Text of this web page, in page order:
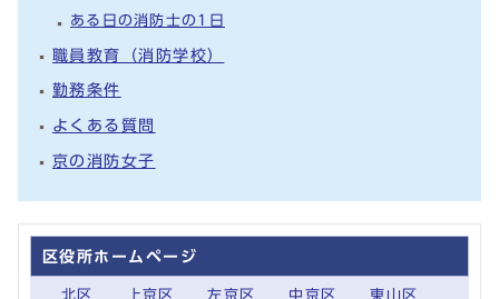
ある日の消防士の1日
職員教育（消防学校）
勤務条件
よくある質問
京の消防女子
区役所ホームページ
北区 上京区 左京区 中京区 東山区